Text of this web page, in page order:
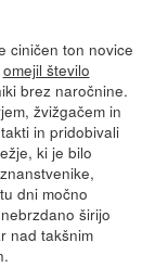
ciničen ton novice
omejil število
brez naročnine.
žvižgačem in
in pridobivali
ki je bilo
dni močno
širijo
nad takšnim